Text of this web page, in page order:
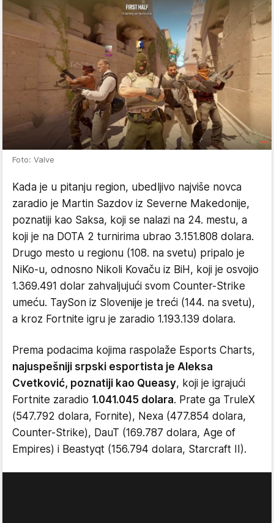
Foto: Valve
Kada je u pitanju region, ubedljivo najviše novca
zaradio je Martin Sazdov iz Severne Makedonije,
poznatiji kao Saksa, koji se nalazi na 24. mestu, a
koji je na DOTA 2 turnirima ubrao 3.151.808 dolara.
Drugo mesto u regionu (108. na svetu) pripalo je
NiKo-u, odnosno Nikoli Kovaču iz BiH, koji je osvojio
1.369.491 dolar zahvaljujući svom Counter-Strike
umeću. TaySon iz Slovenije je treći (144. na svetu),
a kroz Fortnite igru je zaradio 1.193.139 dolara.
Prema podacima kojima raspolaže Esports Charts,
najuspešniji srpski esportista je Aleksa
Cvetković, poznatiji kao Queasy, koji je igrajući
Fortnite zaradio 1.041.045 dolara. Prate ga TruleX
(547.792 dolara, Fornite), Nexa (477.854 dolara,
Counter-Strike), DauT (169.787 dolara, Age of
Empires) i Beastyqt (156.794 dolara, Starcraft II).